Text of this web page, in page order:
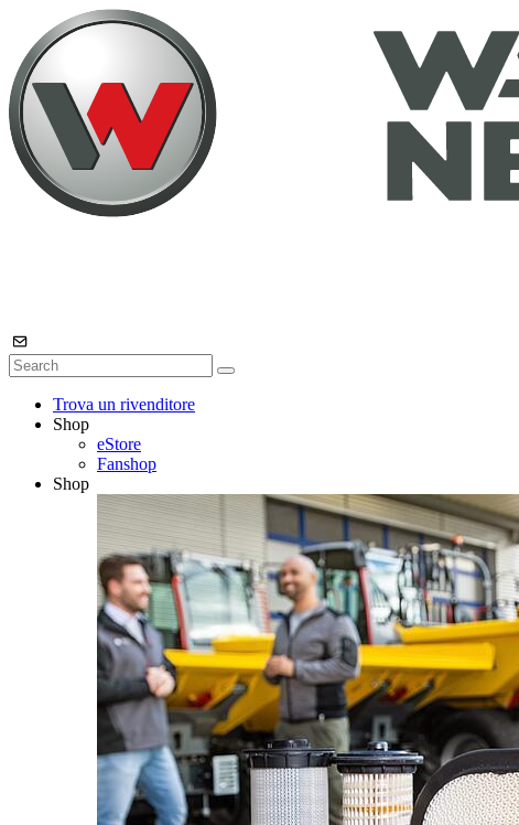
Trova un rivenditore
Shop
eStore
Fanshop
Shop